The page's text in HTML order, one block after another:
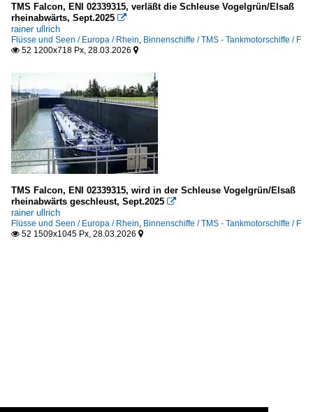
TMS Falcon, ENI 02339315, verläßt die Schleuse Vogelgrün/Elsaß
rheinabwärts, Sept.2025 
rainer ullrich
Flüsse und Seen / Europa / Rhein Binnenschiffe / TMS - Tankmotorschiffe / F
 52 1200x718 Px, 28.03.2026 
TMS Falcon, ENI 02339315, wird in der Schleuse Vogelgrün/Elsaß
rheinabwärts geschleust, Sept.2025 
rainer ullrich
Flüsse und Seen / Europa / Rhein Binnenschiffe / TMS - Tankmotorschiffe / F
 52 1509x1045 Px, 28.03.2026 